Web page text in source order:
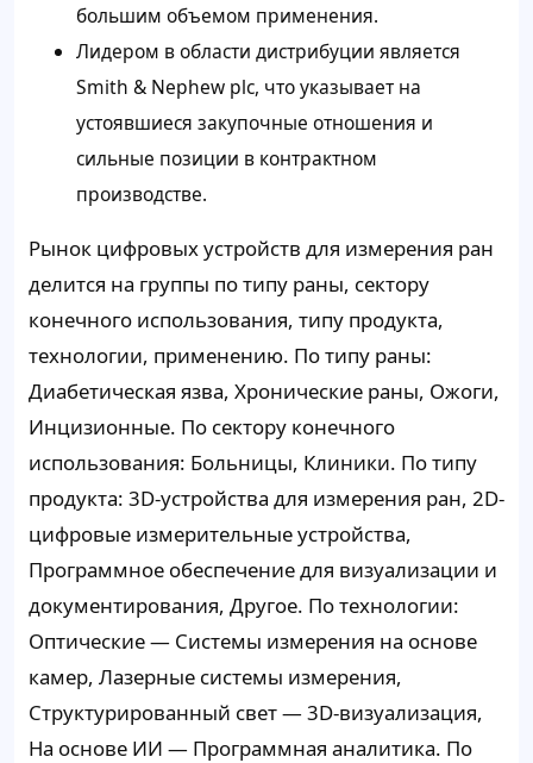
большим объемом применения.
Лидером в области дистрибуции является
Smith & Nephew plc, что указывает на
устоявшиеся закупочные отношения и
сильные позиции в контрактном
производстве.
Рынок цифровых устройств для измерения ран
делится на группы по типу раны, сектору
конечного использования, типу продукта,
технологии, применению. По типу раны:
Диабетическая язва, Хронические раны, Ожоги,
Инцизионные. По сектору конечного
использования: Больницы, Клиники. По типу
продукта: 3D-устройства для измерения ран, 2D-
цифровые измерительные устройства,
Программное обеспечение для визуализации и
документирования, Другое. По технологии:
Оптические — Системы измерения на основе
камер, Лазерные системы измерения,
Структурированный свет — 3D-визуализация,
На основе ИИ — Программная аналитика. По